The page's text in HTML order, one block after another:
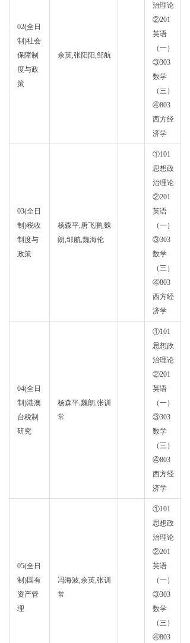
02(全日
制)社会
保障制
度与政
策
余英,张阳阳,邹航
治理论
②201
英语
（一）
③303
数学
（三）
④803
西方经
济学
03(全日
制)税收
制度与
政策
杨森平,唐飞鹏,魏
朗,邹航,魏海伦
①101
思想政
治理论
②201
英语
（一）
③303
数学
（三）
④803
西方经
济学
04(全日
制)港澳
台税制
研究
杨森平,魏朗,张训
常
①101
思想政
治理论
②201
英语
（一）
③303
数学
（三）
④803
西方经
济学
05(全日
制)国有
资产管
理
冯海波,余英,张训
常
①101
思想政
治理论
②201
英语
（一）
③303
数学
（三）
④803